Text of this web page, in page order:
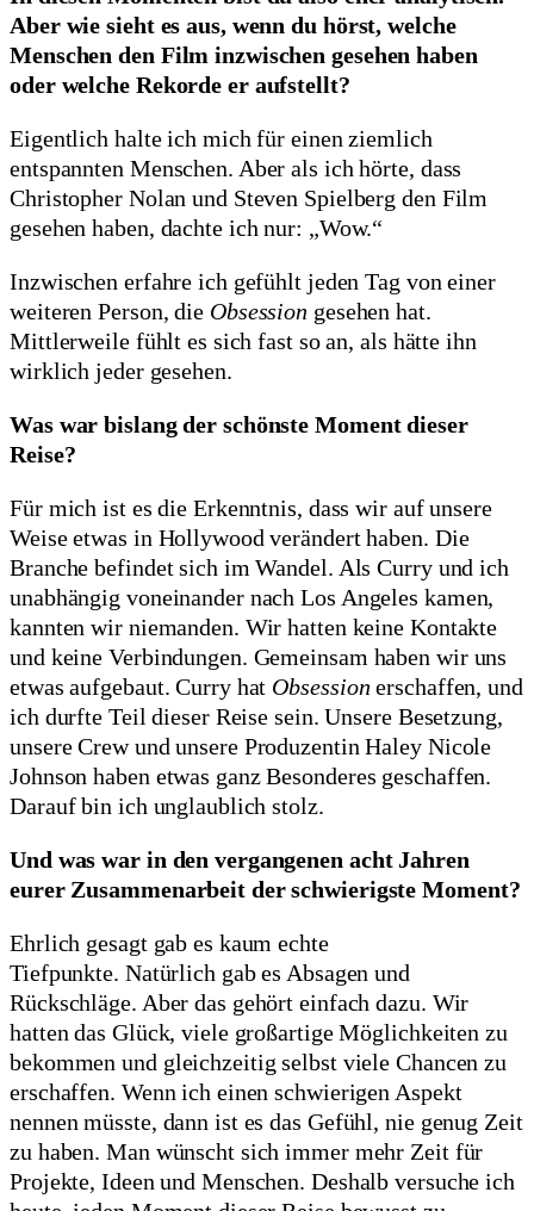
Aber wie sieht es aus, wenn du hörst, welche
Menschen den Film inzwischen gesehen haben
oder welche Rekorde er aufstellt?
Eigentlich halte ich mich für einen ziemlich
entspannten Menschen. Aber als ich hörte, dass
Christopher Nolan und Steven Spielberg den Film
gesehen haben, dachte ich nur: „Wow.“
Inzwischen erfahre ich gefühlt jeden Tag von einer
weiteren Person, die Obsession gesehen hat.
Mittlerweile fühlt es sich fast so an, als hätte ihn
wirklich jeder gesehen.
Was war bislang der schönste Moment dieser
Reise?
Für mich ist es die Erkenntnis, dass wir auf unsere
Weise etwas in Hollywood verändert haben. Die
Branche befindet sich im Wandel. Als Curry und ich
unabhängig voneinander nach Los Angeles kamen,
kannten wir niemanden. Wir hatten keine Kontakte
und keine Verbindungen. Gemeinsam haben wir uns
etwas aufgebaut. Curry hat Obsession erschaffen, und
ich durfte Teil dieser Reise sein. Unsere Besetzung,
unsere Crew und unsere Produzentin Haley Nicole
Johnson haben etwas ganz Besonderes geschaffen.
Darauf bin ich unglaublich stolz.
Und was war in den vergangenen acht Jahren
eurer Zusammenarbeit der schwierigste Moment?
Ehrlich gesagt gab es kaum echte
Tiefpunkte. Natürlich gab es Absagen und
Rückschläge. Aber das gehört einfach dazu. Wir
hatten das Glück, viele großartige Möglichkeiten zu
bekommen und gleichzeitig selbst viele Chancen zu
erschaffen. Wenn ich einen schwierigen Aspekt
nennen müsste, dann ist es das Gefühl, nie genug Zeit
zu haben. Man wünscht sich immer mehr Zeit für
Projekte, Ideen und Menschen. Deshalb versuche ich